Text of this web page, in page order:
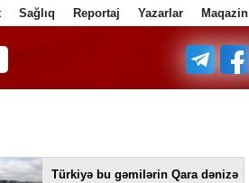
Sağlıq Reportaj Yazarlar Maqazin
Türkiyə bu gəmilərin Qara dənizə